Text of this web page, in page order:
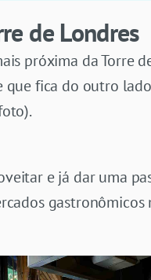
de Londres
próxima da Torre
que fica do outro
e já dar uma